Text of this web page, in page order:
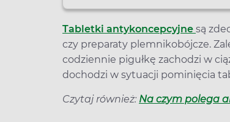
Tabletki antykoncepcyjne są
czy preparaty plemnikobójcze.
codziennie pigułkę zachodzi w
dochodzi w sytuacji pominięcia
Czytaj również: Na czym polega